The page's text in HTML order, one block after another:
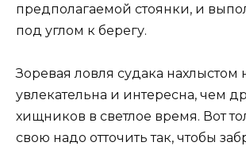
предполагаемой стоянки, и
под углом к берегу.
Зоревая ловля судака нахлыстом
увлекательна и интересна, чем
хищников в светлое время. Вот
свою надо отточить так, чтобы